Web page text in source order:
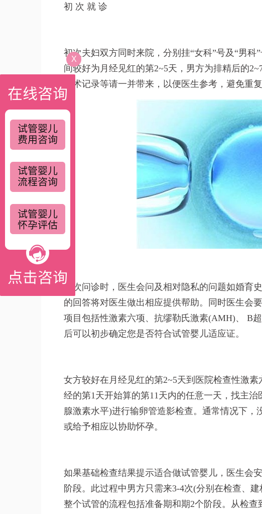
初 次 就 诊
初次夫妇双方同时来院，分别挂“女科”号及“男
间较好为月经见红的第2~5天，男方为排精后的
手术记录等请一并带来，以便医生参考，避免重复
初次问诊时，医生会问及相对隐私的问题如婚育
的回答将对医生做出相应提供帮助。同时医生会
项目包括性激素六项、抗缪勒氏激素(AMH)、 B
后可以初步确定您是否符合试管婴儿适应证。
女方较好在月经见红的第2~5天到医院检查性激
经的第1天开始算的第11天内的任意一天，找主
腺激素水平)进行输卵管造影检查。通常情况下
或给予相应以协助怀孕。
如果基础检查结果提示适合做试管婴儿，医生会
阶段。此过程中男方只需来3-4次(分别在检查、
整个试管的流程包括准备期和期2个阶段。从检
X